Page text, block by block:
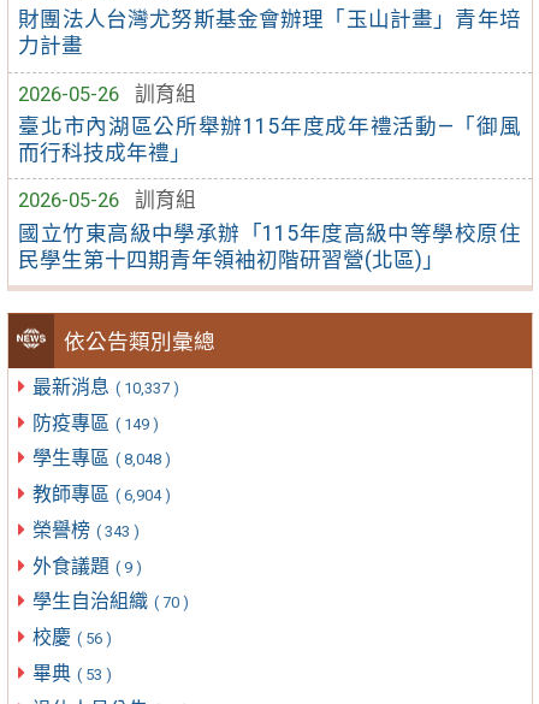
財團法人台灣尤努斯基金會辦理「玉山計畫」青年培
力計畫
2026-05-26
訓育組
臺北市內湖區公所舉辦115年度成年禮活動—「御風
而行科技成年禮」
2026-05-26
訓育組
國立竹東高級中學承辦「115年度高級中等學校原住
民學生第十四期青年領袖初階研習營(北區)」
依公告類別彙總
最新消息 ( 10,337 )
防疫專區 ( 149 )
學生專區 ( 8,048 )
教師專區 ( 6,904 )
榮譽榜 ( 343 )
外食議題 ( 9 )
學生自治組織 ( 70 )
校慶 ( 56 )
畢典 ( 53 )